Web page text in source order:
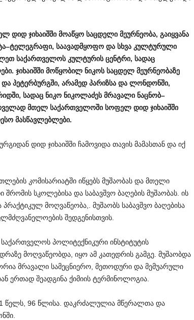
დიდ ჯიხაიშში მოაწყო საცდელი მეურნეობა, გაიყვანა
–ტელეგრაფი, საავადმყოფო და სხვა კულტურული
საქართველოს კულტურის ცენტრი, სადაც
. ჯიხაიშში მოწყობილ ნიკოს საცდელ მეურნეობაზე
და პეტერბურგში, არამედ პარიზსა და ლონდონში,
, სადაც ნიკო ნიკოლაძეს მრავალი ნაცნობ–
მთელ საქართველოში სოფელ დიდ ჯიხაიშში
მასწავლებლები.
დიდ ჯიხაიშში ჩამოვიდა თავის მამასთან და იქ
კომისარიატში იწყებს მუშაობას და მთელი
სკოლებისა და საბავშვო ბაღების მუშაობას. ის
მოღვაწეობა,. მუშაობს საბავშვო ბაღებისა
შედგენისთვის.
პოლიტექნიკური ინსტიტუტის
მოღვაწეობდა, იყო ამ კათედრის გამგე. მუშაობდა
მრავალი სამეცნიერო, მეთოდური და მემუარული
ერთად შეადგინა ქიმიის ტერმინოლოგია.
წელს, 96 წლისა. დაკრძალულია მწერალთა და